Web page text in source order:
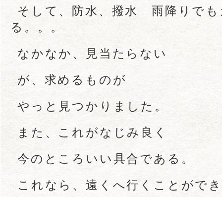
そして、防水、撥水 雨降りで
る。。。
なかなか、見当たらない
が、求めるものが
やっと見つかりました。
また、これがなじみ良く
今のところいい具合である。
これなら、遠くへ行くことがで